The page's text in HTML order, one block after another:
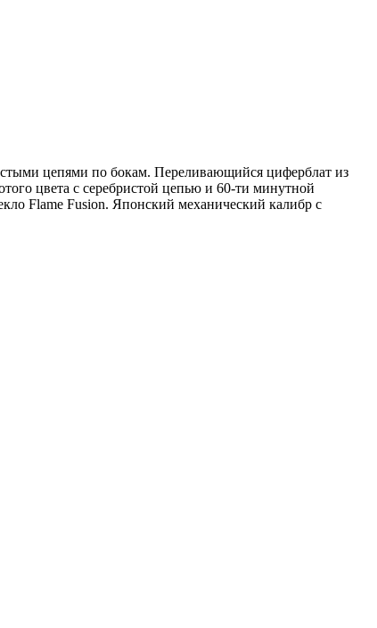
цепями по бокам. Переливающийся циферблат из
цвета с серебристой цепью и 60-ти минутной
Flame Fusion. Японский механический калибр с